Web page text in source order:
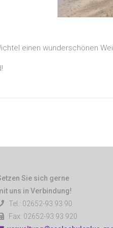
einen wunderschönen
Sie sich gerne
uns in Verbindung!
Tel.: 02652-93 93 90
Fax: 02652-93 93 920